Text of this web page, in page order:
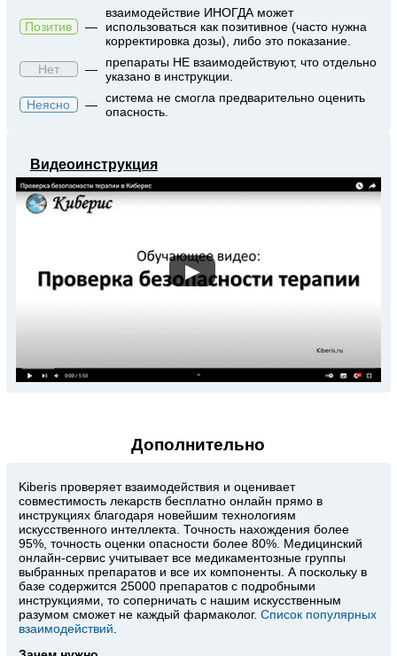
Позитив —
взаимодействие ИНОГДА может
использоваться как позитивное (часто нужна
корректировка дозы), либо это показание.
Нет
—
препараты НЕ взаимодействуют, что отдельно
указано в инструкции.
Неясно
— система не смогла предварительно оценить
опасность.
Видеоинструкция
▶
Дополнительно
Kiberis проверяет взаимодействия и оценивает
совместимость лекарств бесплатно онлайн прямо в
инструкциях благодаря новейшим технологиям
искусственного интеллекта. Точность нахождения более
95%, точность оценки опасности более 80%. Медицинский
онлайн-сервис учитывает все медикаментозные группы
выбранных препаратов и все их компоненты. А поскольку в
базе содержится 25000 препаратов с подробными
инструкциями, то соперничать с нашим искусственным
разумом сможет не каждый фармаколог.Список популярных
взаимодействий